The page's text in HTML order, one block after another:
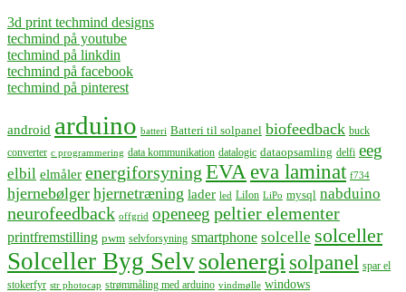
3d print techmind designs
techmind på youtube
techmind på linkdin
techmind på facebook
techmind på pinterest
android arduino batteri Batteri til solpanel biofeedback buck
converter c programmering data kommunikation datalogic dataopsamling delfi eeg
elbil elmåler energiforsyning EVA eva laminat f734
hjernebølger hjernetræning lader led LiIon LiPo mysql nabduino
neurofeedback offgrid openeeg peltier elementer
printfremstilling pwm selvforsyning smartphone solcelle solceller
Solceller Byg Selvsolenergi solpanel spar el
stokerfyr str photocap strømmåling med arduino vindmølle windows